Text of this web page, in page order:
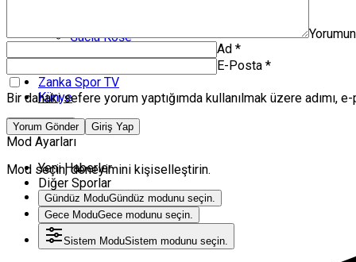
Güçlü Köşe
Zanka Spor TV
Künye
Mod değiştir
Mod Ayarları
Mod seçin, deneyimini kişiselleştirin.
Gündüz ModuGündüz modunu seçin.
Gece ModuGece modunu seçin.
Sistem ModuSistem modunu seçin.
Ad *
E-Posta *
Bir dahaki sefere yorum yaptığımda kullanılmak üzere
Yorum Gönder Giriş Yap
Yeni Haberler
Diğer Sporlar